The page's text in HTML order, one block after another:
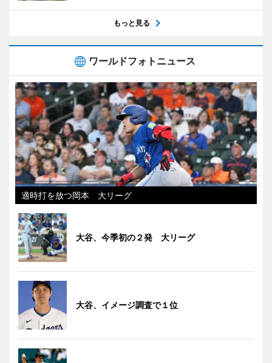
もっと見る
ワールドフォトニュース
適時打を放つ岡本 大リーグ
大谷、今季初の２発 大リーグ
大谷、イメージ調査で１位